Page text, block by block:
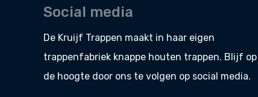
Social media
De Kruijf Trappen maakt in haar eigen
trappenfabriek knappe houten trappen. Blijf op
de hoogte door ons te volgen op social media.